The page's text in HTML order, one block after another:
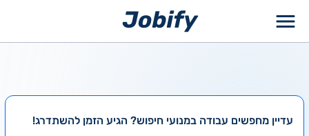
עדיין מחפשים עבודה במנועי חיפוש? הגיע הזמן להשתדרג!